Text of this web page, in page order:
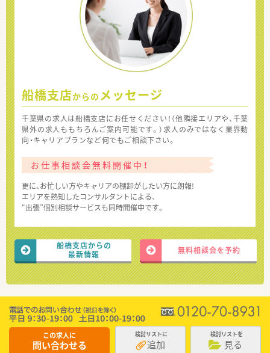
船橋支店からの メッセージ
千葉県の求人は船橋支店にお任せください！（他隣接エリアや、千葉
県外の求人ももちろんご案内可能です。）求人のみではなく業界動
向・キャリアプランなど何でもご相談下さい。
お仕事相談会無料開催中！
更に、お忙しい方やキャリアの棚卸がしたい方に朗報!
エリアを熟知したコンサルタントによる、
“出張”個別相談サービスも同時開催中です。
船橋支店からの
最新情報
無料相談会を予約
この求人に
問い合わせる
検討リストに
追加
検討リストを
見る